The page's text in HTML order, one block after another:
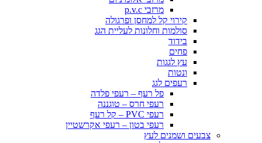
מרזבי p.v.c
קירוי קל למחסן ופרגולה
סולמות וחלונות לעליית הגג
בידוד
פחים
עץ לגגות
ונטות
רעפים לגג
פל רעף – רעפי פלדה
רעפי חרס – טוגננה
רעפי PVC – קל רעף
רעפי בטון – רעפי אקרשטיין
צבעים ושמנים לעץ